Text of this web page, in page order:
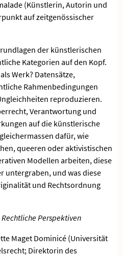
(Künstlerin, Autorin und
auf zeitgenössischer
der künstlerischen
Kategorien auf den Kopf.
Werk? Datensätze,
Rahmenbedingungen
reproduzieren.
Verantwortung und
auf die künstlerische
dafür, wie
queeren oder aktivistischen
Modellen arbeiten, diese
untergraben, und was diese
und Rechtsordnung
Perspektiven
Maget Dominicé (Universität
Direktorin des